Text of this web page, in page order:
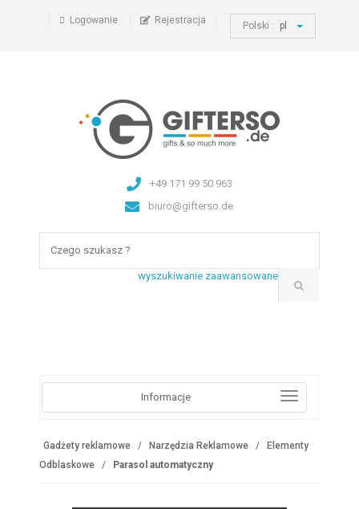
Logowanie Rejestracja Polski : pl
+49 171 99 50 963
biuro@gifterso.de
wyszukiwanie zaawansowane
Informacje
Gadżety reklamowe Narzędzia Reklamowe
Elementy
Odblaskowe
Parasol automatyczny